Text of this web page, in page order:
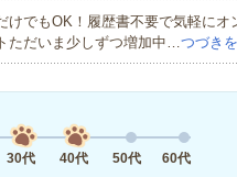
でもOK！履歴書不要で気軽にオ
ただいま少しずつ増加中…つづき
30代 40代 50代 60代